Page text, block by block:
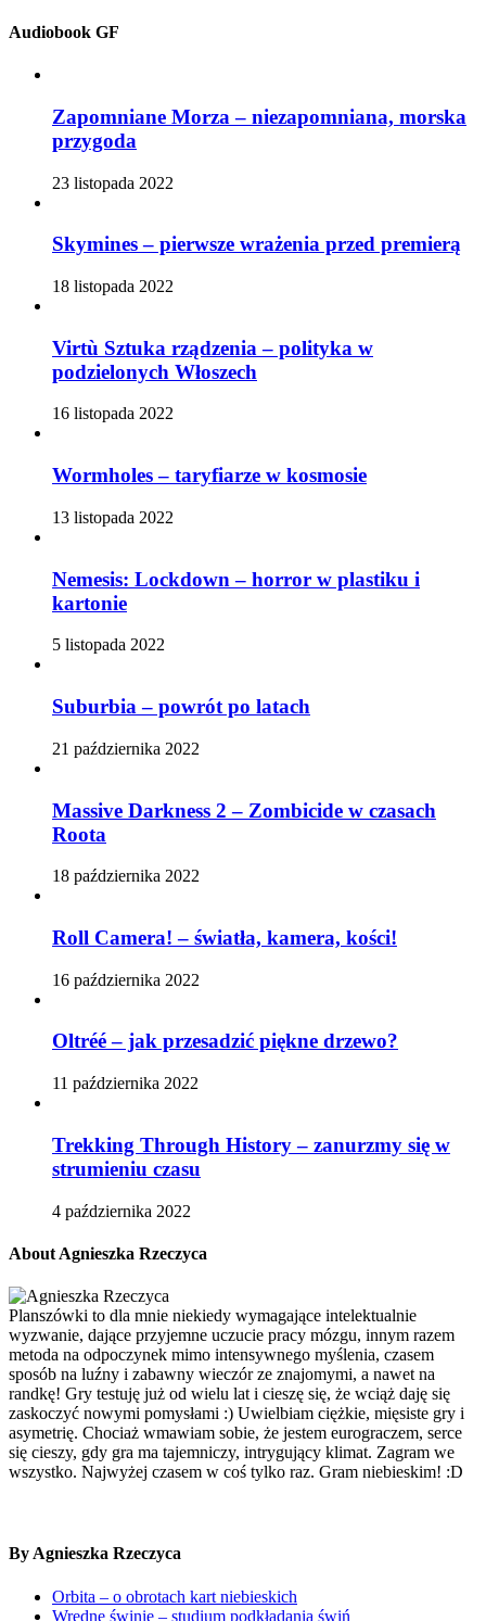
Audiobook GF
Zapomniane Morza – niezapomniana, morska
przygoda
23 listopada 2022
Skymines – pierwsze wrażenia przed premierą
18 listopada 2022
Virtù Sztuka rządzenia – polityka w
podzielonych Włoszech
16 listopada 2022
Wormholes – taryfiarze w kosmosie
13 listopada 2022
Nemesis: Lockdown – horror w plastiku i
kartonie
5 listopada 2022
Suburbia – powrót po latach
21 października 2022
Massive Darkness 2 – Zombicide w czasach
Roota
18 października 2022
Roll Camera! – światła, kamera, kości!
16 października 2022
Oltréé – jak przesadzić piękne drzewo?
11 października 2022
Trekking Through History – zanurzmy się w
strumieniu czasu
4 października 2022
About Agnieszka Rzeczyca
Planszówki to dla mnie niekiedy wymagające intelektualnie
wyzwanie, dające przyjemne uczucie pracy mózgu, innym razem
metoda na odpoczynek mimo intensywnego myślenia, czasem
sposób na luźny i zabawny wieczór ze znajomymi, a nawet na
randkę! Gry testuję już od wielu lat i cieszę się, że wciąż daję się
zaskoczyć nowymi pomysłami :) Uwielbiam ciężkie, mięsiste gry i
asymetrię. Chociaż wmawiam sobie, że jestem eurograczem, serce
się cieszy, gdy gra ma tajemniczy, intrygujący klimat. Zagram we
wszystko. Najwyżej czasem w coś tylko raz. Gram niebieskim! :D
By Agnieszka Rzeczyca
Orbita – o obrotach kart niebieskich
Wredne świnie – studium podkładania świń